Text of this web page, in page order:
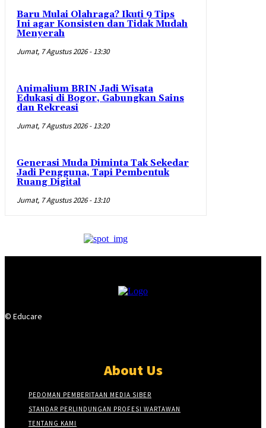
Baru Mulai Olahraga? Ikuti 9 Tips
Ini agar Konsisten dan Tidak Mudah
Menyerah
Jumat, 7 Agustus 2026 - 13:30
Animalium BRIN Jadi Wisata
Edukasi di Bogor, Gabungkan Sains
dan Rekreasi
Jumat, 7 Agustus 2026 - 13:20
Generasi Muda Diminta Tak Sekedar
Jadi Pengguna, Tapi Pembentuk
Ruang Digital
Jumat, 7 Agustus 2026 - 13:10
© Educare
About Us
PEDOMAN PEMBERITAAN MEDIA SIBER
STANDAR PERLINDUNGAN PROFESI WARTAWAN
TENTANG KAMI